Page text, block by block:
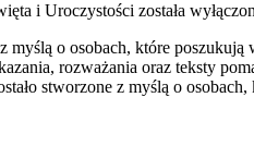
i Uroczystości została
myślą o osobach, które
rozważania oraz teksty
stworzone z myślą o